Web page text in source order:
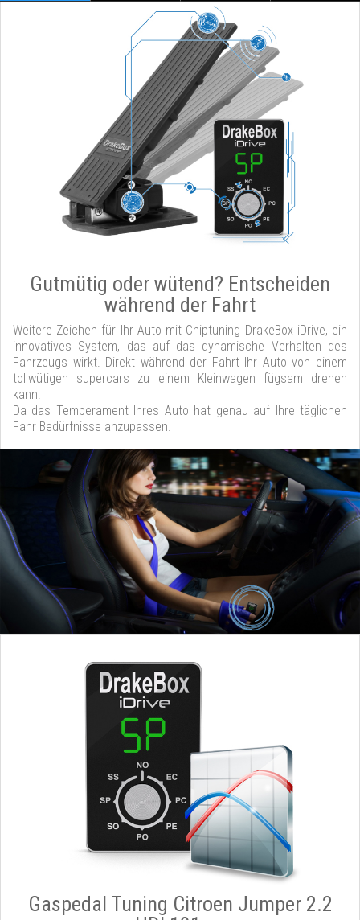
Gutmütig oder wütend? Entscheiden
während der Fahrt
Weitere Zeichen für Ihr Auto mit Chiptuning DrakeBox iDrive, ein
innovatives System, das auf das dynamische Verhalten des
Fahrzeugs wirkt. Direkt während der Fahrt Ihr Auto von einem
tollwütigen supercars zu einem Kleinwagen fügsam drehen
kann.
Da das Temperament Ihres Auto hat genau auf Ihre täglichen
Fahr Bedürfnisse anzupassen.
Gaspedal Tuning Citroen Jumper 2.2